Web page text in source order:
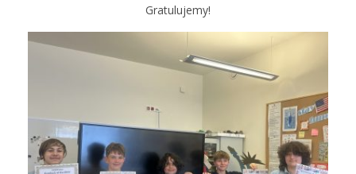
Gratulujemy!